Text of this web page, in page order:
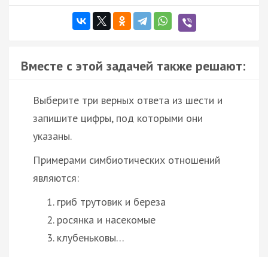
Вместе с этой задачей также решают:
Выберите три верных ответа из шести и
запишите цифры, под которыми они
указаны.
Примерами симбиотических отношений
являются:
гриб трутовик и береза
росянка и насекомые
клубеньковы…